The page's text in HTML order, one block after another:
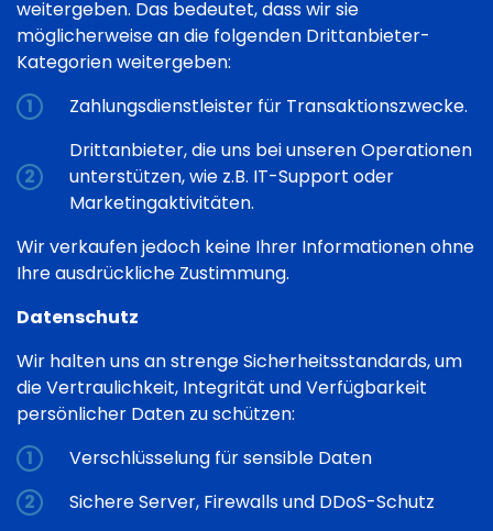
weitergeben. Das bedeutet, dass wir sie
möglicherweise an die folgenden Drittanbieter-
Kategorien weitergeben:
Zahlungsdienstleister für Transaktionszwecke.
Drittanbieter, die uns bei unseren Operationen
unterstützen, wie z.B. IT-Support oder
Marketingaktivitäten.
Wir verkaufen jedoch keine Ihrer Informationen ohne
Ihre ausdrückliche Zustimmung.
Datenschutz
Wir halten uns an strenge Sicherheitsstandards, um
die Vertraulichkeit, Integrität und Verfügbarkeit
persönlicher Daten zu schützen:
Verschlüsselung für sensible Daten
Sichere Server, Firewalls und DDoS-Schutz